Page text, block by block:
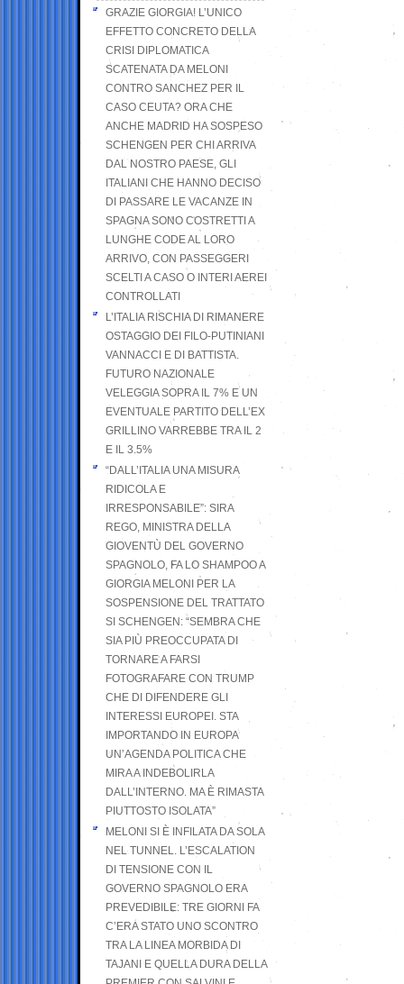
GRAZIE GIORGIA! L’UNICO
EFFETTO CONCRETO DELLA
CRISI DIPLOMATICA
SCATENATA DA MELONI
CONTRO SANCHEZ PER IL
CASO CEUTA? ORA CHE
ANCHE MADRID HA SOSPESO
SCHENGEN PER CHI ARRIVA
DAL NOSTRO PAESE, GLI
ITALIANI CHE HANNO DECISO
DI PASSARE LE VACANZE IN
SPAGNA SONO COSTRETTI A
LUNGHE CODE AL LORO
ARRIVO, CON PASSEGGERI
SCELTI A CASO O INTERI AEREI
CONTROLLATI
L’ITALIA RISCHIA DI RIMANERE
OSTAGGIO DEI FILO-PUTINIANI
VANNACCI E DI BATTISTA.
FUTURO NAZIONALE
VELEGGIA SOPRA IL 7% E UN
EVENTUALE PARTITO DELL’EX
GRILLINO VARREBBE TRA IL 2
E IL 3.5%
“DALL’ITALIA UNA MISURA
RIDICOLA E
IRRESPONSABILE”: SIRA
REGO, MINISTRA DELLA
GIOVENTÙ DEL GOVERNO
SPAGNOLO, FA LO SHAMPOO A
GIORGIA MELONI PER LA
SOSPENSIONE DEL TRATTATO
SI SCHENGEN: “SEMBRA CHE
SIA PIÙ PREOCCUPATA DI
TORNARE A FARSI
FOTOGRAFARE CON TRUMP
CHE DI DIFENDERE GLI
INTERESSI EUROPEI. STA
IMPORTANDO IN EUROPA
UN’AGENDA POLITICA CHE
MIRA A INDEBOLIRLA
DALL’INTERNO. MA È RIMASTA
PIUTTOSTO ISOLATA”
MELONI SI È INFILATA DA SOLA
NEL TUNNEL. L’ESCALATION
DI TENSIONE CON IL
GOVERNO SPAGNOLO ERA
PREVEDIBILE: TRE GIORNI FA
C’ERA STATO UNO SCONTRO
TRA LA LINEA MORBIDA DI
TAJANI E QUELLA DURA DELLA